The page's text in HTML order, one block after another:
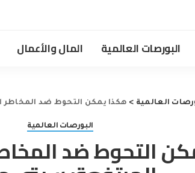
البورصات العالمية المال والأعمال
العالمية > هكذا يمكن التحوط ضد المخاطر
البورصات العالمية
التحوط ضد